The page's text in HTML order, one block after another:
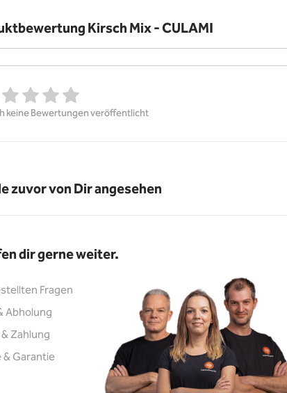
Kirsch Mix - CULAMI
keine Bewertungen veröffentlicht
zuvor von Dir angesehen
dir gerne weiter.
Fragen
Abholung
Zahlung
& Garantie